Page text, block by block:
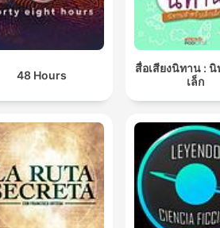
48 Hours
สื่อเสียงนิทาน : นิ
เล็ก